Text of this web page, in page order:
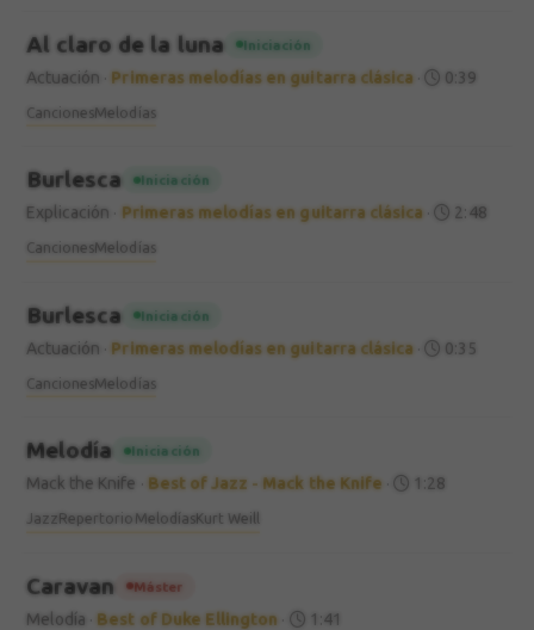
Al claro de la luna Iniciación
Actuación Primeras melodías en guitarra clásica · 0:39
CancionesMelodías
Burlesca Iniciación
Explicación Primeras melodías en guitarra clásica 2:48
CancionesMelodías
Burlesca Iniciación
Actuación Primeras melodías en guitarra clásica · 0:35
CancionesMelodías
Melodía Iniciación
Mack the Knife Best of Jazz - Mack the Knife 1:28
JazzRepertorio MelodíasKurt Weill
Caravan Máster
Melodía Best of Duke Ellington 1:41